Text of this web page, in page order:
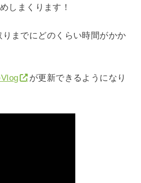
しまくります！
りまでにどのくらい時間がかか
が更新できるようになり